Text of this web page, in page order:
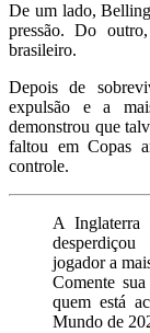
De um lado,
pressão. Do
brasileiro.
Depois de
expulsão e a
demonstrou que
faltou em Copas
controle.
A Inglaterra
jogador a
Comente
quem está
Mundo de